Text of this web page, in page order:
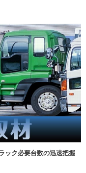
ック必要台数の迅速把握